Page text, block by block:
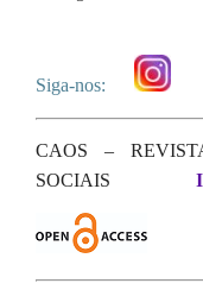
Siga-nos:
CAOS –
SOCIAIS